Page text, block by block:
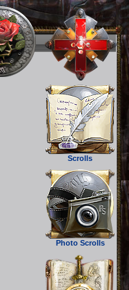
Scrolls
Photo Scrolls